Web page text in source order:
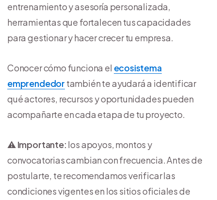
entrenamiento y asesoría personalizada,
herramientas que fortalecen tus capacidades
para gestionar y hacer crecer tu empresa.
Conocer cómo funciona el ecosistema
emprendedor también te ayudará a identificar
qué actores, recursos y oportunidades pueden
acompañarte en cada etapa de tu proyecto.
⚠️ Importante: los apoyos, montos y
convocatorias cambian con frecuencia. Antes de
postularte, te recomendamos verificar las
condiciones vigentes en los sitios oficiales de